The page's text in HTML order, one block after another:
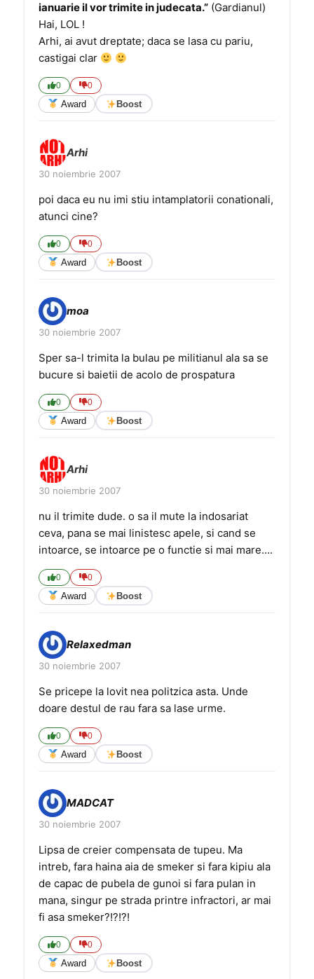
ianuarie il vor trimite in judecata.” (Gardianul)
Hai, LOL !
Arhi, ai avut dreptate; daca se lasa cu pariu,
castigai clar
0 0
Award Boost
Arhi
30 noiembrie 2007
poi daca eu nu imi stiu intamplatorii conationali,
atunci cine?
0 0
Award Boost
moa
30 noiembrie 2007
Sper sa-l trimita la bulau pe militianul ala sa se
bucure si baietii de acolo de prospatura
0 0
Award Boost
Arhi
30 noiembrie 2007
nu il trimite dude. o sa il mute la indosariat
ceva, pana se mai linistesc apele, si cand se
intoarce, se intoarce pe o functie si mai mare….
0 0
Award Boost
Relaxedman
30 noiembrie 2007
Se pricepe la lovit nea politzica asta. Unde
doare destul de rau fara sa lase urme.
0 0
Award Boost
MADCAT
30 noiembrie 2007
Lipsa de creier compensata de tupeu. Ma
intreb, fara haina aia de smeker si fara kipiu ala
de capac de pubela de gunoi si fara pulan in
mana, singur pe strada printre infractori, ar mai
fi asa smeker?!?!?!
0 0
Award Boost